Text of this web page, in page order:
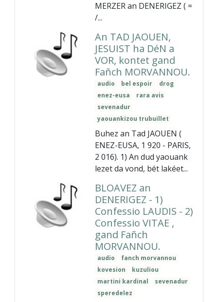
MERZER an DENERIGEZ ( =
/...
An TAD JAOUEN,
JESUIST ha DéN a
VOR, kontet gand
Fañch MORVANNOU.
audio bel espoir
drog
enez-eusa
rara avis
sevenadur
yaouankizou trubuillet
Buhez an Tad JAOUEN (
ENEZ-EUSA, 1 920 - PARIS,
2 016). 1) An dud yaouank
lezet da vond, bét lakéet...
BLOAVEZ an
DENERIGEZ - 1)
Confessio LAUDIS - 2)
Confessio VITAE ,
gand Fañch
MORVANNOU.
audio
fanch morvannou
kovesion
kuzuliou
martini kardinal
sevenadur
speredelez